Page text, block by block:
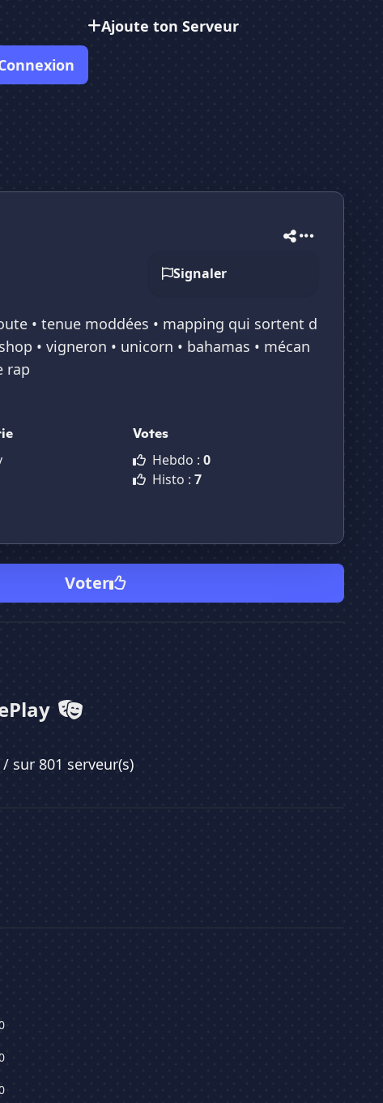
Ajoute ton Serveur
Signaler
• tenue moddées • mapping qui sortent d
• vigneron • unicorn • bahamas • mécan
rap
Votes
Hebdo : 0
Histo : 7
Voter
/ sur 801 serveur(s)